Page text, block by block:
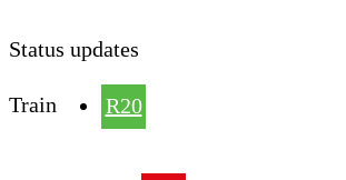
Status updates
Train R20